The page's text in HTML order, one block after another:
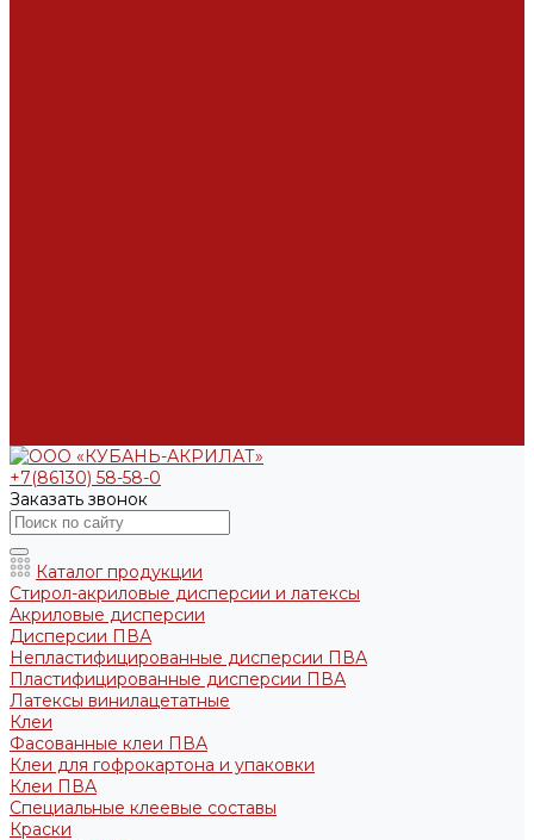
+7(86130) 58-58-0
Заказать звонок
Каталог продукции
Стирол-акриловые дисперсии и латексы
Акриловые дисперсии
Дисперсии ПВА
Непластифицированные дисперсии ПВА
Пластифицированные дисперсии ПВА
Латексы винилацетатные
Клеи
Фасованные клеи ПВА
Клеи для гофрокартона и упаковки
Клеи ПВА
Специальные клеевые составы
Краски